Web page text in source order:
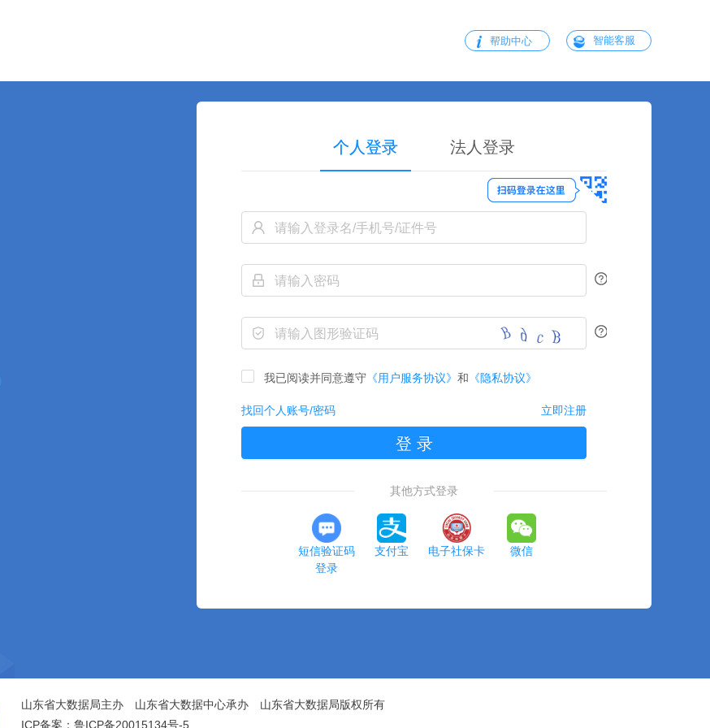
帮助中心 智能客服
个人登录 法人登录
我已阅读并同意遵守 《用户服务协议》 和 《隐私协议》
找回个人账号/密码 立即注册
登 录
其他方式登录
短信验证码
登录
支付宝 电子社保卡 微信
山东省大数据局主办 山东省大数据中心承办 山东省大数据局版权所有
ICP备案：鲁ICP备20015134号-5